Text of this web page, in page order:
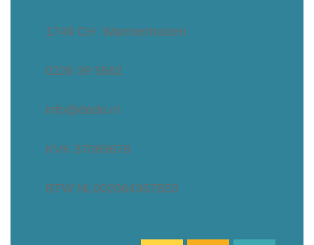
1749 CH Warmenhuizen
0226 39 5582
info@dodo.nl
KVK 37069678
BTW NL002064367B53